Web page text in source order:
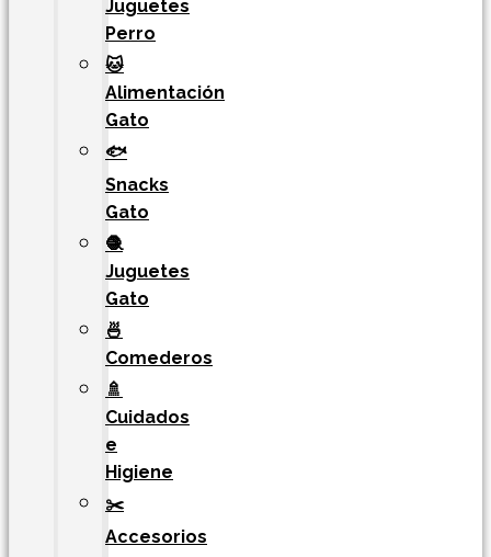
Juguetes
Perro
🐱
Alimentación
Gato
🐟
Snacks
Gato
🧶
Juguetes
Gato
🍜
Comederos
🚿
Cuidados
e
Higiene
✂️
Accesorios